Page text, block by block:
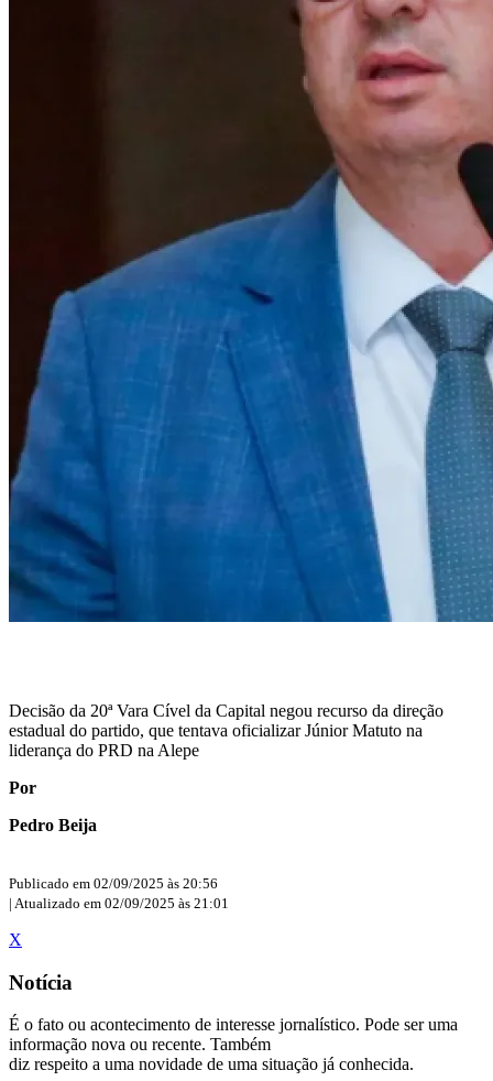
Decisão da 20ª Vara Cível da Capital negou recurso da direção
estadual do partido, que tentava oficializar Júnior Matuto na
liderança do PRD na Alepe
Por
Pedro Beija
Publicado em 02/09/2025 às 20:56
| Atualizado em 02/09/2025 às 21:01
X
Notícia
É o fato ou acontecimento de interesse jornalístico. Pode ser uma
informação nova ou recente. Também
diz respeito a uma novidade de uma situação já conhecida.